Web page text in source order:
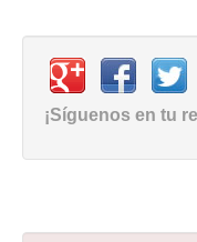
¡Síguenos en tu